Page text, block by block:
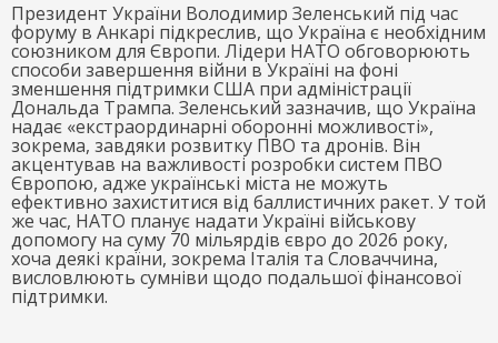
Президент України Володимир Зеленський під час
форуму в Анкарі підкреслив, що Україна є необхідним
союзником для Європи. Лідери НАТО обговорюють
способи завершення війни в Україні на фоні
зменшення підтримки США при адміністрації
Дональда Трампа. Зеленський зазначив, що Україна
надає «екстраординарні оборонні можливості»,
зокрема, завдяки розвитку ПВО та дронів. Він
акцентував на важливості розробки систем ПВО
Європою, адже українські міста не можуть
ефективно захиститися від баллистичних ракет. У той
же час, НАТО планує надати Україні військову
допомогу на суму 70 мільярдів євро до 2026 року,
хоча деякі країни, зокрема Італія та Словаччина,
висловлюють сумніви щодо подальшої фінансової
підтримки.